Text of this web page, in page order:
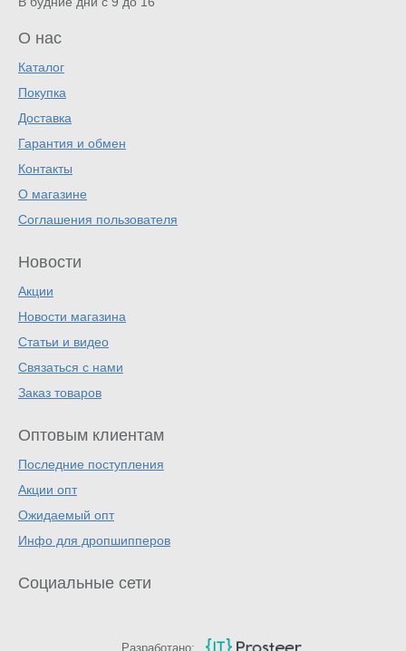
О нас
Каталог
Покупка
Доставка
Гарантия и обмен
Контакты
О магазине
Соглашения пользователя
Новости
Акции
Новости магазина
Статьи и видео
Связаться с нами
Заказ товаров
Оптовым клиентам
Последние поступления
Акции опт
Ожидаемый опт
Инфо для дропшипперов
Социальные сети
Разработано: